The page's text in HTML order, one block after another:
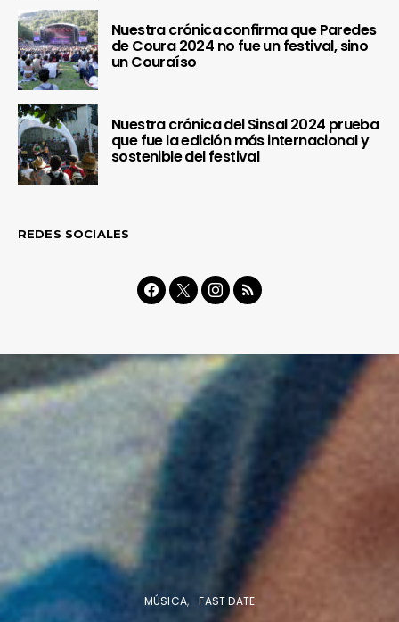
Nuestra crónica confirma que Paredes
de Coura 2024 no fue un festival, sino
un Couraíso
Nuestra crónica del Sinsal 2024 prueba
que fue la edición más internacional y
sostenible del festival
REDES SOCIALES
MÚSICA FAST DATE